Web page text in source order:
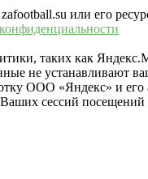
или его
таких как
не устанавливают
ООО «Яндекс» и
сессий